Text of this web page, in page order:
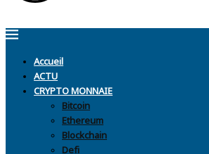
Accueil
ACTU
CRYPTO MONNAIE
Bitcoin
Ethereum
Blockchain
Defi